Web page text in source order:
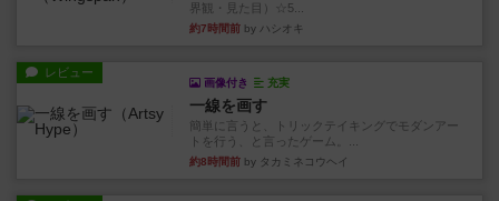
界観・見た目）☆5...
約7時間前 by ハシオキ
レビュー
画像付き 充実
一線を画す
簡単に言うと、トリックテイキングでモダンアー
トを行う、と言ったゲーム。...
約8時間前 by タカミネコウヘイ